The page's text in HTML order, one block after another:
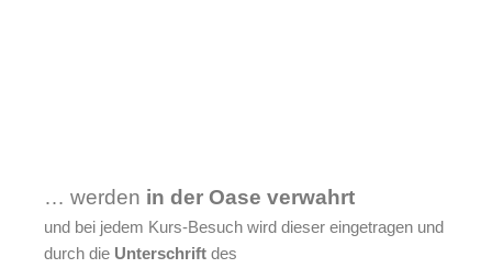
… werden in der Oase verwahrt
und bei jedem Kurs-Besuch wird dieser eingetragen und
durch die Unterschrift des